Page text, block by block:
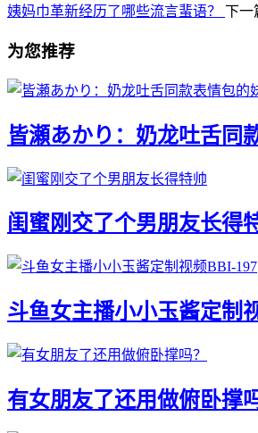
姨妈巾革新经历了哪些流言蜚语？ 下一
为您推荐
皆瀬あかり：奶龙吐舌同
闺蜜刚交了个男朋友长得
斗鱼女主播小小玉酱定制
有女朋友了还用做俯卧撑